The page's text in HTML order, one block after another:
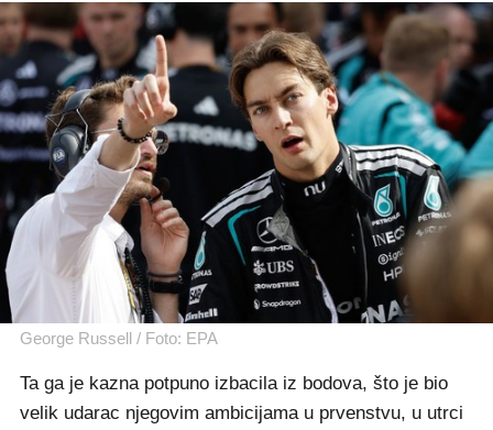
George Russell / Foto: EPA
Ta ga je kazna potpuno izbacila iz bodova, što je bio
velik udarac njegovim ambicijama u prvenstvu, u utrci